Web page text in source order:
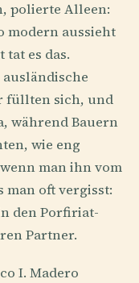
polierte Alleen:
modern aussieht
es das.
füllten sich, und
während Bauern
wie eng
man ihn vom
man oft vergisst:
den Porfiriat-
Partner.
I. Madero